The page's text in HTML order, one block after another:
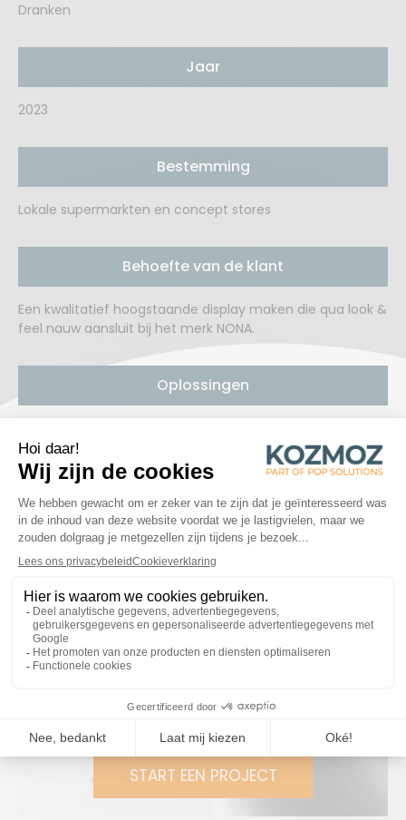
Dranken
Jaar
2023
Bestemming
Lokale supermarkten en concept stores
Behoefte van de klant
Een kwalitatief hoogstaande display maken die qua look &
feel nauw aansluit bij het merk NONA.
Oplossingen
Op een beperkte ruimte kan makkelijk voldoende inlading
én het volledige assortiment worden gepresenteerd.
De afgeronde vormen en combinatie van verschillende
materialen maken de display een echte eye-catcher.
De premium alcoholvrije spirits van NONA zijn er om
mensen te laten genieten van alcoholvrije cocktails
beleving. Dit idee weerspiegelt zich in deze vloerdisplay.
KLAAR OM SAMEN TE
WERKEN?
START EEN PROJECT